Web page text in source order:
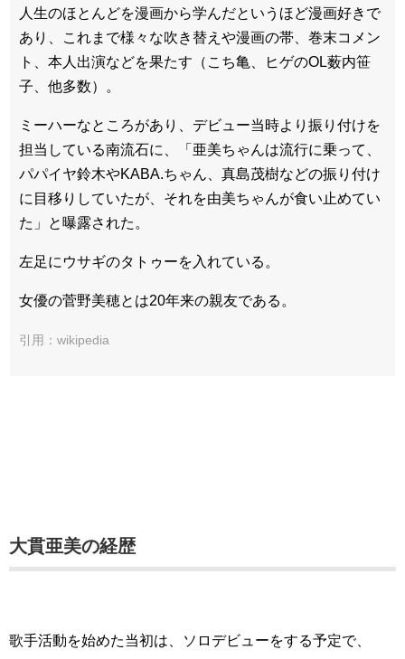
人生のほとんどを漫画から学んだというほど漫画好きで
あり、これまで様々な吹き替えや漫画の帯、巻末コメン
ト、本人出演などを果たす（こち亀、ヒゲのOL薮内笹
子、他多数）。
ミーハーなところがあり、デビュー当時より振り付けを
担当している南流石に、「亜美ちゃんは流行に乗って、
パパイヤ鈴木やKABA.ちゃん、真島茂樹などの振り付け
に目移りしていたが、それを由美ちゃんが食い止めてい
た」と曝露された。
左足にウサギのタトゥーを入れている。
女優の菅野美穂とは20年来の親友である。
引用：wikipedia
大貫亜美の経歴
歌手活動を始めた当初は、ソロデビューをする予定で、